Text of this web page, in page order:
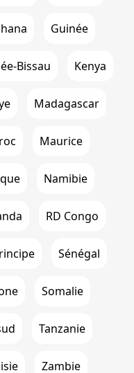
Guinée
Bissau Kenya
Madagascar
Maurice
Namibie
RD Congo
Sénégal
Somalie
Tanzanie
Zambie